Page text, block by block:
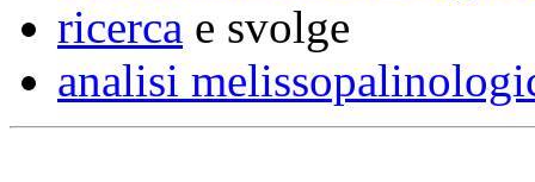
ricerca e svolge
analisi